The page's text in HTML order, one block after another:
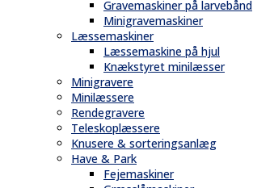
Gravemaskiner på larvebånd
Minigravemaskiner
Læssemaskiner
Læssemaskine på hjul
Knækstyret minilæsser
Minigravere
Minilæssere
Rendegravere
Teleskoplæssere
Knusere & sorteringsanlæg
Have & Park
Fejemaskiner